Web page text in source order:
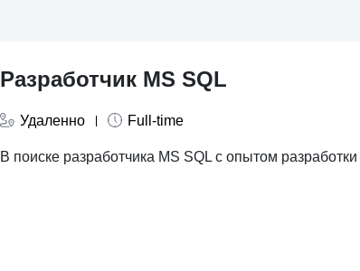
Разработчик MS SQL
Удаленно Full-time
В поиске разработчика MS SQL с опытом